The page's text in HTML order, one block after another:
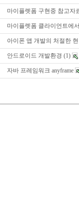
마이플렛폼 구현중 참고자
마이플렛폼 클라이언트에
아이폰 앱 개발의 처절한
안드로이드 개발환경 (1)
자바 프레임워크 anyframe